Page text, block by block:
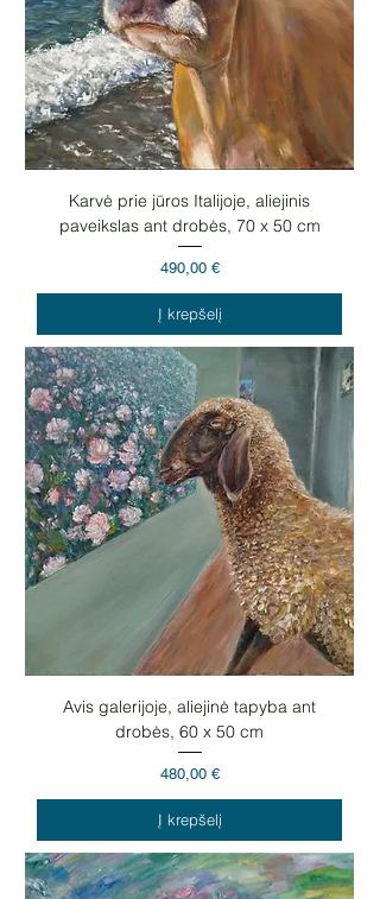
Karvė prie jūros Italijoje, aliejinis
paveikslas ant drobės, 70 x 50 cm
Kaina
490,00 €
Į krepšelį
Avis galerijoje, aliejinė tapyba ant
drobės, 60 x 50 cm
Kaina
480,00 €
Į krepšelį